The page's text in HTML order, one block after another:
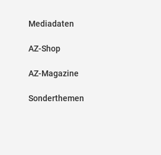
Mediadaten
AZ-Shop
AZ-Magazine
Sonderthemen